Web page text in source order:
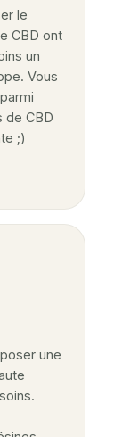
le
CBD ont
un
Vous
de CBD
;)
une